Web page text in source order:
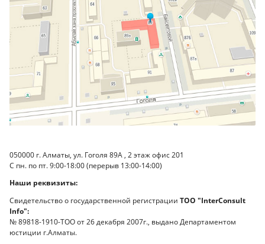
050000 г. Алматы, ул. Гоголя 89А , 2 этаж офис 201
С пн. по пт. 9:00-18:00 (перерыв 13:00-14:00)
Наши реквизиты:
Свидетельство о государственной регистрации ТОО "InterConsult
Info":
№ 89818-1910-ТОО от 26 декабря 2007г., выдано Департаментом
юстиции г.Алматы.